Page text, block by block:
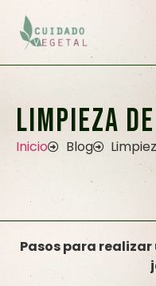
Limpieza
Inicio Blog
Pasos para